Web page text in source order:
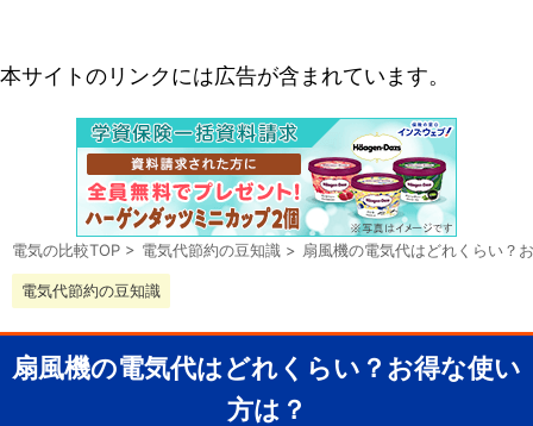
本サイトのリンクには広告が含まれています。
電気の比較TOP > 電気代節約の豆知識 > 扇風機の電気代はどれくらい？
電気代節約の豆知識
扇風機の電気代はどれくらい？お得な使い
方は？